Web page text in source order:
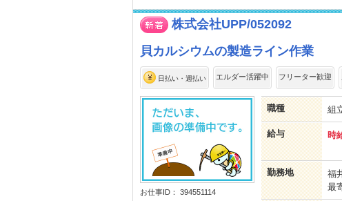
株式会社UPP/052092
貝カルシウムの製造ライン作業
日払い・週払い エルダー活躍中 フリーター歓迎
お仕事ID： 394551114
職種 組
給与 時
勤務地
福
最